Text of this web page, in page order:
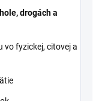
drogách a
vo fyzickej, citovej a